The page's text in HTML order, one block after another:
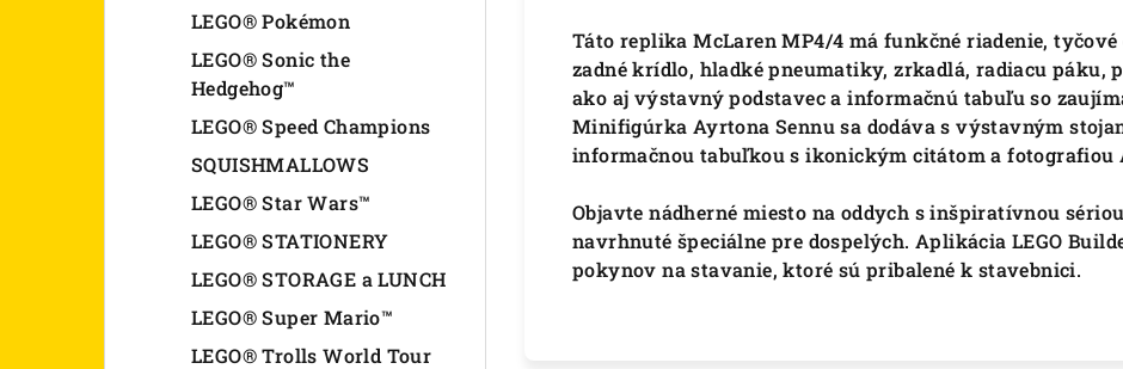
LEGO® Pokémon
LEGO® Sonic the
Hedgehog™
LEGO® Speed Champions
SQUISHMALLOWS
LEGO® Star Wars™
LEGO® STATIONERY
LEGO® STORAGE a LUNCH
LEGO® Super Mario™
LEGO® Trolls World Tour
Táto replika McLaren MP4/4 má funkčné riadenie,
zadné krídlo, hladké pneumatiky, zrkadlá, radiacu páku,
ako aj výstavný podstavec a informačnú tabuľu so
Minifigúrka Ayrtona Sennu sa dodáva s výstavným
informačnou tabuľkou s ikonickým citátom a fotografiou
Objavte nádherné miesto na oddych s inšpiratívnou
navrhnuté špeciálne pre dospelých. Aplikácia LEGO
pokynov na stavanie, ktoré sú pribalené k stavebnici.